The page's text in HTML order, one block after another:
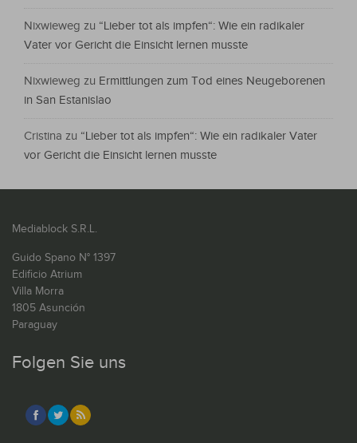
Nixwieweg zu “Lieber tot als impfen“: Wie ein radikaler
Vater vor Gericht die Einsicht lernen musste
Nixwieweg zu Ermittlungen zum Tod eines Neugeborenen
in San Estanislao
Cristina zu “Lieber tot als impfen“: Wie ein radikaler Vater
vor Gericht die Einsicht lernen musste
Mediablock S.R.L.
Guido Spano N° 1397
Edificio Atrium
Villa Morra
1805 Asunción
Paraguay
Folgen Sie uns